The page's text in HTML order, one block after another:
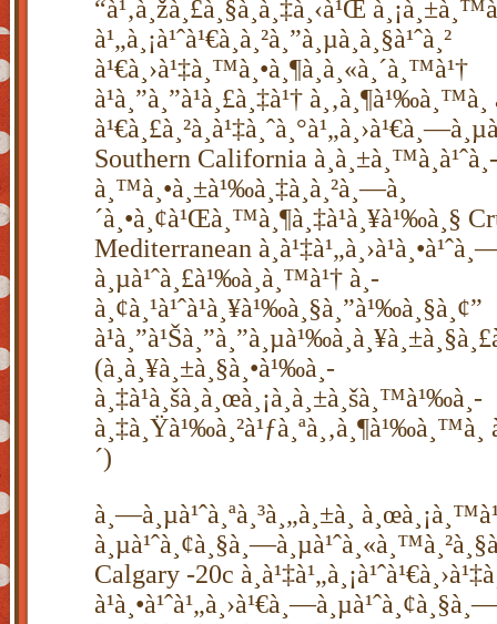
“à¹‚à¸žà¸£à¸§à¸­à¸‡à¸‹à¹Œ
à¹„à¸¡à¹ˆà¹€à¸­à¸²à¸”à¸µà¸à¸§à¹ˆà¸²
à¹€à¸›à¹‡à¸™à¸•à¸¶à¸à¸«à¸´à¸™à¹†
à¹à¸”à¸”à¹à¸£à¸‡à¹† à¸‚à¸¶à¹‰à¸™à¸
Southern California à¸à¸±à¸™à¸à¹ˆà¸­
à¸™à¸•à¸±à¹‰à¸‡à¸­à¸²à¸—à¸
´à¸•à¸¢à¹Œà¸™à¸¶à¸‡à¹à¸¥à¹‰à¸§
Mediterranean
à¸µà¹ˆà¸£à¹‰à¸­à¸™à¹† à¸­
à¸¢à¸¹à¹ˆà¹à¸¥à¹‰à¸§à¸”à¹‰à¸§à¸¢”
(à¸à¸¥à¸±à¸§à¸•à¹‰à¸­
à¸‡à¹à¸šà¸à¸œà¸¡à¸à¸±à¸šà¸™à¹‰à¸­
à¸‡à¸Ÿà¹‰à¸²à¹ƒà¸ªà¸‚à¸¶à¹‰à¸™à¸
´)
à¸—à¸µà¹ˆà¸ªà¸³à¸„à¸±à¸
Calgary -20c